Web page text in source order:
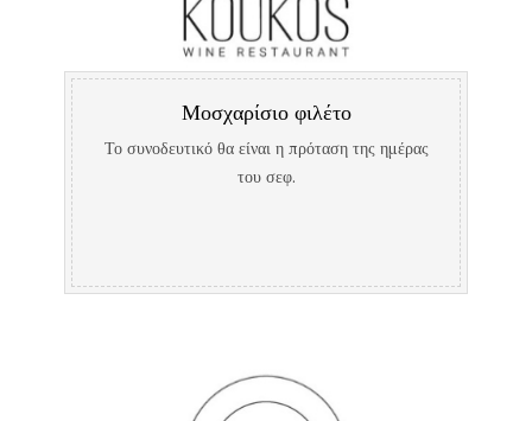
Μοσχαρίσιο φιλέτο
Το συνοδευτικό θα είναι η πρόταση της ημέρας
του σεφ.